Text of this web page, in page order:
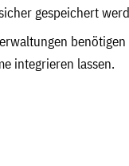
gespeichert
integrieren lassen.